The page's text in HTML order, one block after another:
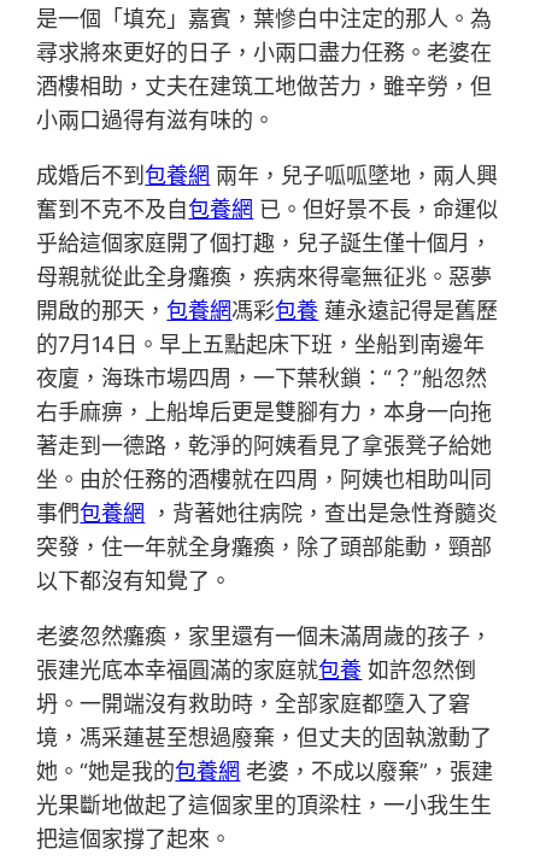
是一個「填充」嘉賓，葉慘白中注定的那人。為
尋求將來更好的日子，小兩口盡力任務。老婆在
酒樓相助，丈夫在建筑工地做苦力，雖辛勞，但
小兩口過得有滋有味的。
成婚后不到包養網 兩年，兒子呱呱墜地，兩人興
奮到不克不及自包養網 已。但好景不長，命運似
乎給這個家庭開了個打趣，兒子誕生僅十個月，
母親就從此全身癱瘓，疾病來得毫無征兆。惡夢
開啟的那天，包養網馮彩包養 蓮永遠記得是舊歷
的7月14日。早上五點起床下班，坐船到南邊年
夜廈，海珠市場四周，一下葉秋鎖：“？”船忽然
右手麻痹，上船埠后更是雙腳有力，本身一向拖
著走到一德路，乾淨的阿姨看見了拿張凳子給她
坐。由於任務的酒樓就在四周，阿姨也相助叫同
事們包養網
，背著她往病院，查出是急性脊髓炎
突發，住一年就全身癱瘓，除了頭部能動，頸部
以下都沒有知覺了。
老婆忽然癱瘓，家里還有一個未滿周歲的孩子，
張建光底本幸福圓滿的家庭就包養 如許忽然倒
坍。一開端沒有救助時，全部家庭都墮入了窘
境，馮采蓮甚至想過廢棄，但丈夫的固執激動了
她。“她是我的包養網 老婆，不成以廢棄”，張建
光果斷地做起了這個家里的頂梁柱，一小我生生
把這個家撐了起來。